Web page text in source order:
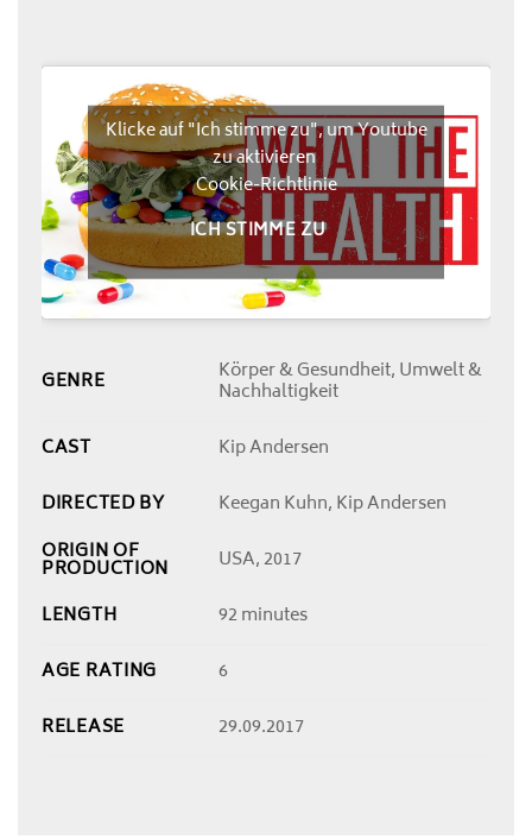
Klicke auf "Ich stimme zu", um Youtube
zu aktivieren
Cookie-Richtlinie
ICH STIMME ZU
GENRE Körper & Gesundheit, Umwelt &
Nachhaltigkeit
CAST
Kip Andersen
DIRECTED BY
Keegan Kuhn, Kip Andersen
ORIGIN OF
PRODUCTION
USA, 2017
LENGTH
92 minutes
AGE RATING
6
RELEASE
29.09.2017